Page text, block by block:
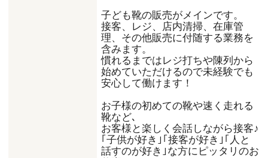
子ども靴の販売がメインです。
接客、レジ、店内清掃、在庫管
理、その他販売に付随する業務を
含みます。
慣れるまではレジ打ちや陳列から
始めていただけるので未経験でも
安心して働けます！
お子様の初めての靴や速く走れる
靴など､
お客様と楽しく会話しながら接客♪
｢子供が好き｣｢接客が好き｣｢人と
話すのが好き｣な方にピッタリのお